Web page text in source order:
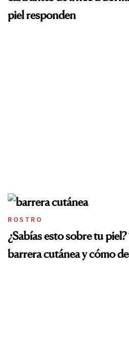
piel responden
ROSTRO
¿Sabías esto sobre tu
barrera cutánea y cómo